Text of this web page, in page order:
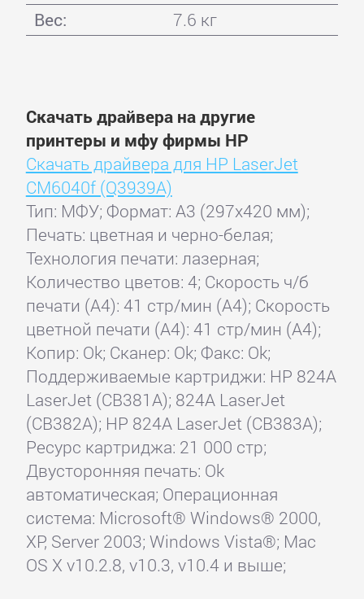
Вес:
7.6 кг
Скачать драйвера на другие
принтеры и мфу фирмы HP
Скачать драйвера для HP LaserJet
CM6040f (Q3939A)
Тип: МФУ; Формат: A3 (297x420 мм);
Печать: цветная и черно-белая;
Технология печати: лазерная;
Количество цветов: 4; Скорость ч/б
печати (А4): 41 стр/мин (А4); Скорость
цветной печати (А4): 41 стр/мин (А4);
Копир: Ok; Сканер: Ok; Факс: Ok;
Поддерживаемые картриджи: HP 824A
LaserJet (CB381A); 824A LaserJet
(CB382A); HP 824A LaserJet (CB383A);
Ресурс картриджа: 21 000 стр;
Двусторонняя печать: Ok
автоматическая; Операционная
система: Microsoft® Windows® 2000,
XP, Server 2003; Windows Vista®; Mac
OS X v10.2.8, v10.3, v10.4 и выше;